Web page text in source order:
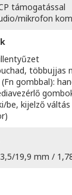
támogatással
mikrofon
többujjas
gombbal):
be, kijelző váltás
19,9 mm /